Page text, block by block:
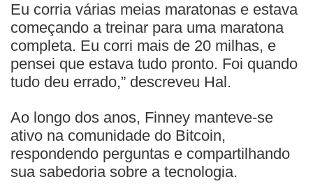
Eu corria várias meias maratonas e estava
começando a treinar para uma maratona
completa. Eu corri mais de 20 milhas, e
pensei que estava tudo pronto. Foi quando
tudo deu errado,” descreveu Hal.
Ao longo dos anos, Finney manteve-se
ativo na comunidade do Bitcoin,
respondendo perguntas e compartilhando
sua sabedoria sobre a tecnologia.